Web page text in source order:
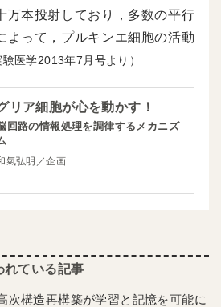
万本投射しており，多数の平行
よって，プルキンエ細胞の活動
験医学2013年7月号より）
リア細胞が心を動かす！
回路の情報処理を調律するメカニズ
氣弘明／企画
次構造再構築が学習と記憶を可能に